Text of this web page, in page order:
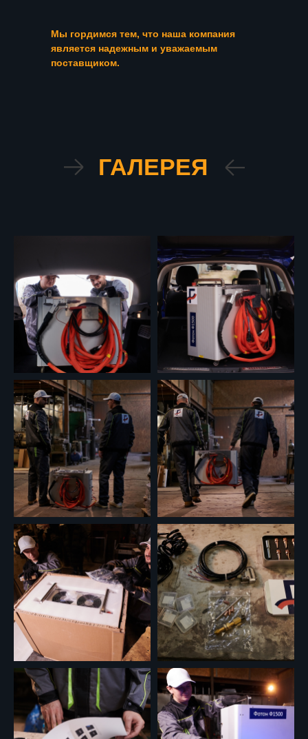
Мы гордимся тем, что наша компания
является надежным и уважаемым
поставщиком.
ГАЛЕРЕЯ